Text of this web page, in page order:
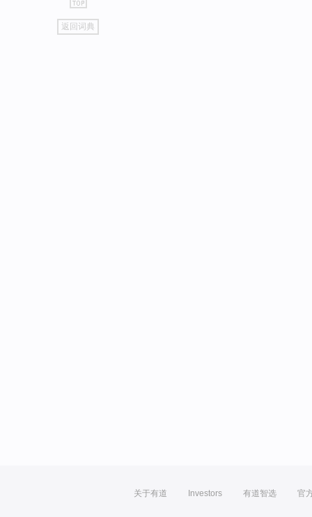
go
top
返回词典
关于有道 Investors 有道智选 官